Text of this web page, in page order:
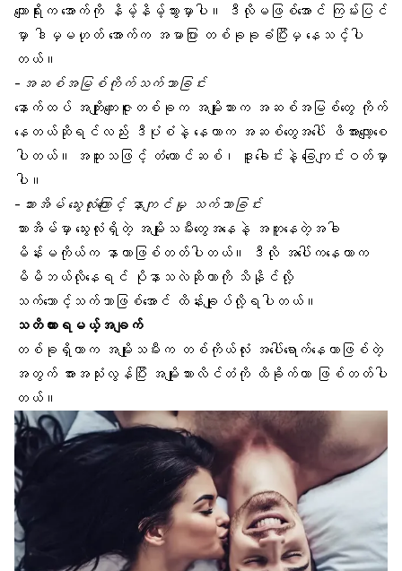
ကျောရိုးက အောက်ကို နိမ့်နိမ့်သွားမှာပါ။ ဒီလိုမဖြစ်အောင် ကြမ်းပြင်
မှာ ဒါမှမဟုတ် အောက်က အမာပြား တစ်ခုခုခံပြီးမှ နေသင့်ပါ
တယ်။
-အဆစ်အမြစ်ကိုက်သက်သာခြင်း
နောက်ထပ် အကျိုးကျေးဇူးတစ်ခုက အမျိုးသားက အဆစ်အမြစ်တွေ ကိုက်
နေတယ်ဆိုရင်လည်း ဒီပုံစံနဲ့ နေတာက အဆစ်တွေအပေါ် ဖိအားလျော့စေ
ပါတယ်။ အထူးသဖြင့် တံတောင်ဆစ်၊ ဒူးခေါင်းနဲ့ ခြေကျင်းဝတ်မှာ
ပါ။
-သားအိမ် သွေးလုံးကြောင့် နာကျင်မှု သက်သာခြင်း
သားအိမ်မှာ သွေးလုံးရှိ တဲ့ အမျိုးသမီးတွေအနေနဲ့ အတူနေတဲ့အခါ
မိန်းမကိုယ်က နာတာဖြစ်တတ်ပါတယ်။ ဒီလို အပေါ်ကနေတာက
မိမိဘယ်လိုနေရင် ပိုနာသလဲဆိုတာကို သိနိုင်လို့
သက်သောင့်သက်သာဖြစ်အောင် ထိန်းချုပ်လို့ရပါတယ်။
သတိထားရမယ့်အချက်
တစ်ခုရှိတာက အမျိုးသမီးက တစ်ကိုယ်လုံး အပေါ်ရောက်နေတာဖြစ်တဲ့
အတွက် အားအသုံးလွန်ပြီး အမျိုးသားလိင်တံကို ထိခိုက်တာ ဖြစ်တတ်ပါ
တယ်။